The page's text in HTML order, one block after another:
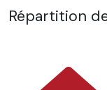
Répartition